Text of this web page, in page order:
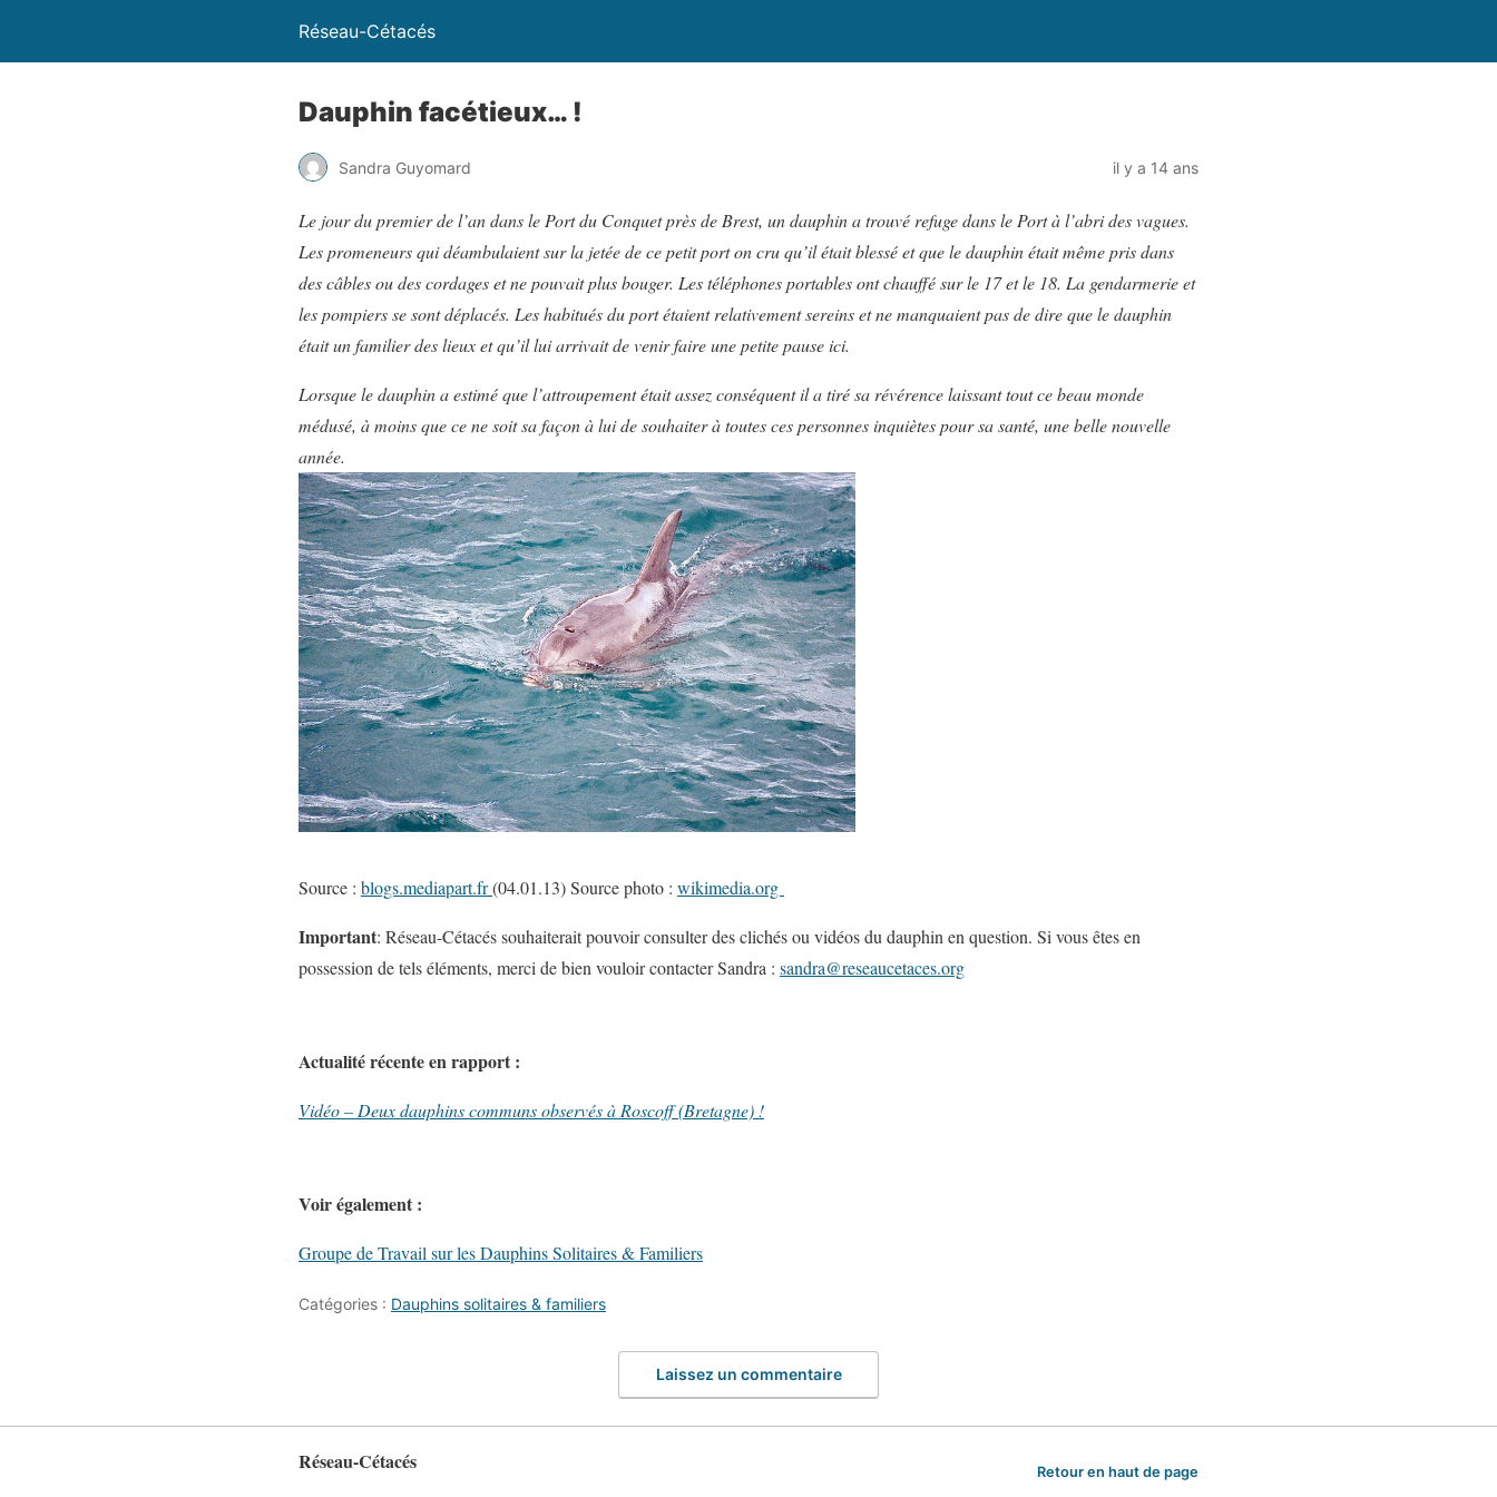
Réseau-Cétacés
Dauphin facétieux… !
Sandra Guyomard il y a 14 ans
Le jour du premier de l’an dans le Port du Conquet près de Brest, un dauphin a trouvé refuge dans le Port à l’abri des vagues.
Les promeneurs qui déambulaient sur la jetée de ce petit port on cru qu’il était blessé et que le dauphin était même pris dans
des câbles ou des cordages et ne pouvait plus bouger. Les téléphones portables ont chauffé sur le 17 et le 18. La gendarmerie et
les pompiers se sont déplacés. Les habitués du port étaient relativement sereins et ne manquaient pas de dire que le dauphin
était un familier des lieux et qu’il lui arrivait de venir faire une petite pause ici.
Lorsque le dauphin a estimé que l’attroupement était assez conséquent il a tiré sa révérence laissant tout ce beau monde
médusé, à moins que ce ne soit sa façon à lui de souhaiter à toutes ces personnes inquiètes pour sa santé, une belle nouvelle
année.
Source : blogs.mediapart.fr(04.01.13) Source photo : wikimedia.org
Important: Réseau-Cétacés souhaiterait pouvoir consulter des clichés ou vidéos du dauphin en question. Si vous êtes en
possession de tels éléments, merci de bien vouloir contacter Sandra : sandra@reseaucetaces.org
Actualité récente en rapport :
Vidéo – Deux dauphins communs observés à Roscoff (Bretagne) !
Voir également :
Groupe de Travail sur les Dauphins Solitaires & Familiers
Catégories : Dauphins solitaires & familiers
Laissez un commentaire
Réseau-Cétacés Retour en haut de page